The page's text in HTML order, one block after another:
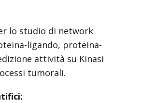
lo studio di network
ligando, proteina-
attività su Kinasi
tumorali.